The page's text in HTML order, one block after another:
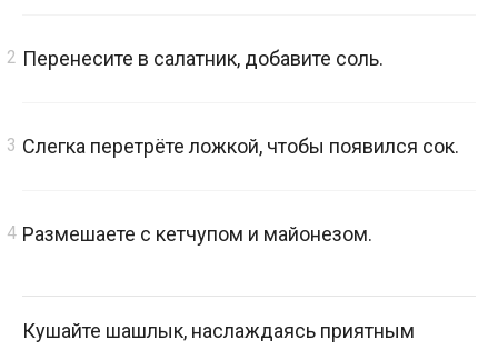
Перенесите в салатник, добавите соль.
Слегка перетрёте ложкой, чтобы появился сок.
Размешаете с кетчупом и майонезом.
Кушайте шашлык, наслаждаясь приятным